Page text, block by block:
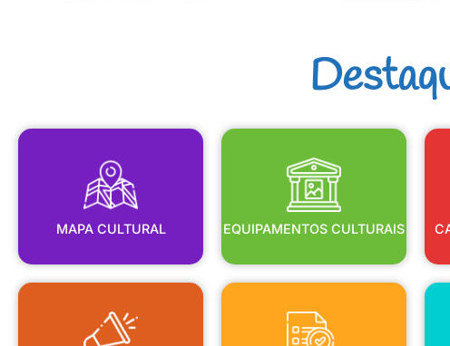
MAPA CULTURAL
MAPA CULTURAL
EQUIPAMENTOS CULTURAIS
EQUIPAMENTOS CULTURAIS
OUVIDORIA TRANSPARÊNCIA